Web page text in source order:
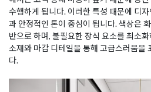
수행하게 됩니다. 이러한 특성 때문에 디
과 안정적인 톤이 중심이 됩니다. 색상은
반으로 하며, 불필요한 장식 요소를 최소
소재와 마감 디테일을 통해 고급스러움을
다.